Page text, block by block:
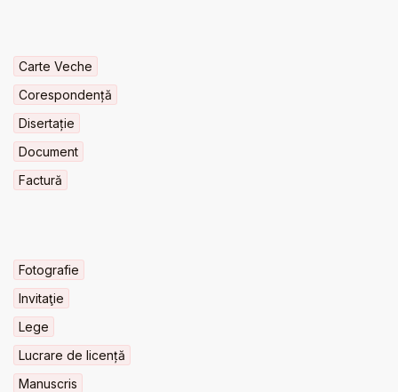
Carte Veche
Corespondență
Disertație
Document
Factură
Fotografie
Invitaţie
Lege
Lucrare de licență
Manuscris